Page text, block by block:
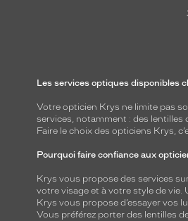
Les services optiques disponibles
Votre opticien Krys ne limite pas
services, notamment : des lentilles
Faire le choix des opticiens Krys,
Pourquoi faire confiance aux
Krys vous propose des services
votre visage et à votre style de vie.
Krys vous propose d’essayer vos
Vous préférez porter des lentilles